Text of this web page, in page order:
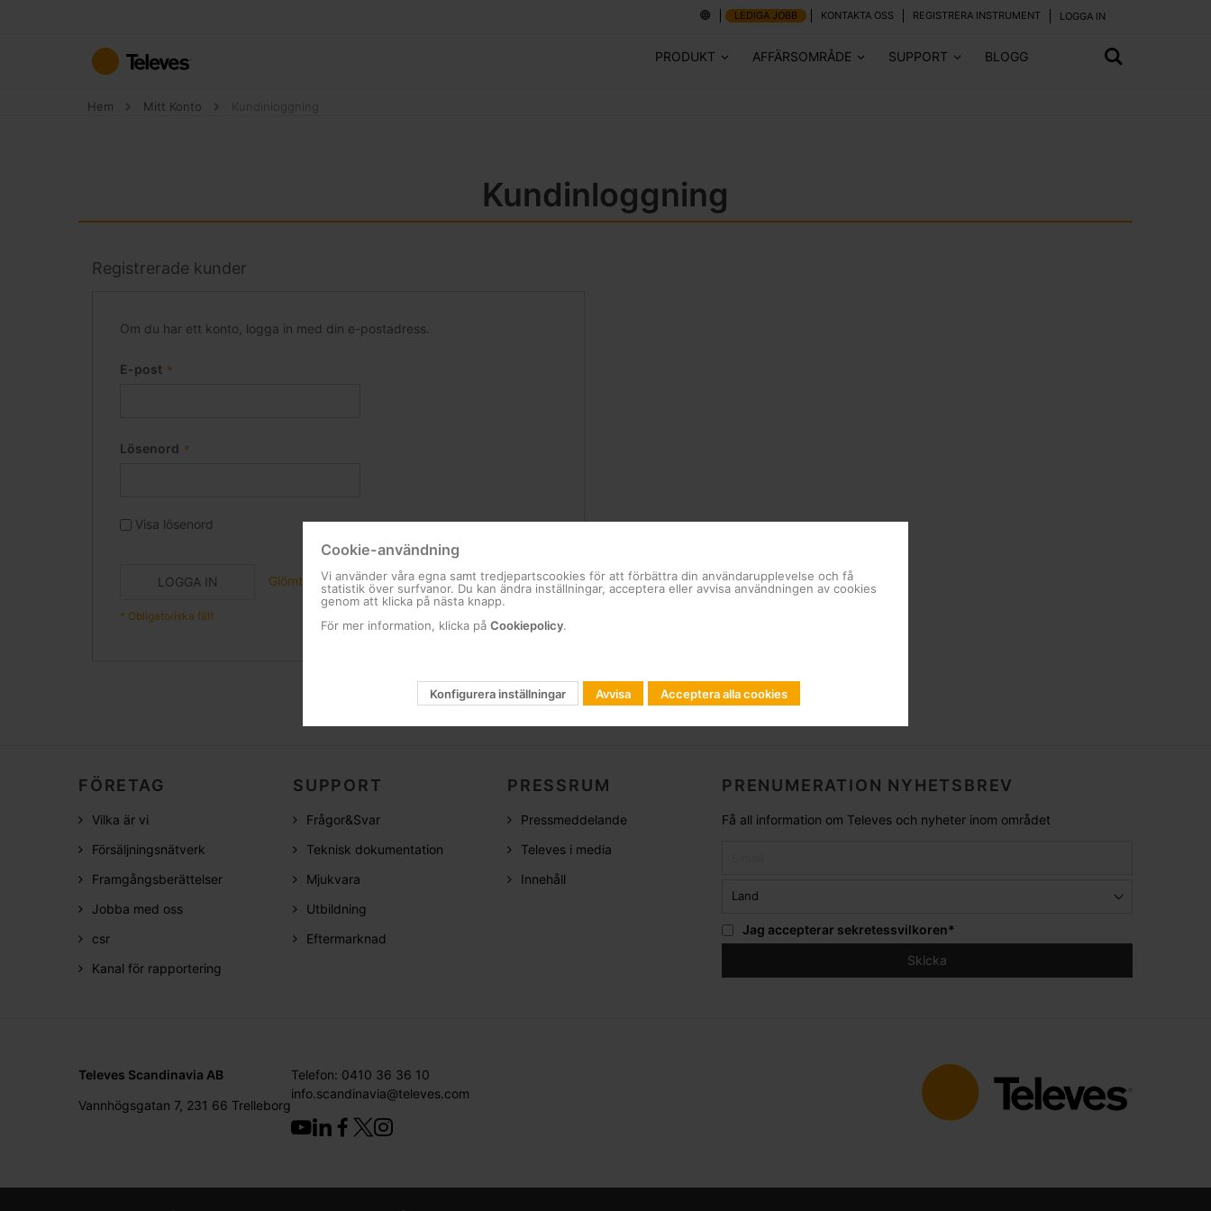
innehållet
LEDIGA JOBB KONTAKTA OSS REGISTRERA INSTRUMENT LOGGA IN
PRODUKT AFFÄRSOMRÅDE SUPPORT BLOGG
Hem Mitt Konto
Kundinloggning
Registrerade kunder
Om du har ett konto, logga in med din e-postadress.
E-post
Lösenord
Visa lösenord
LOGGA IN Glömt ditt lösenord?
FÖRETAG
Vilka är vi
Försäljningsnätverk
Framgångsberättelser
Jobba med oss
csr
Kanal för rapportering
SUPPORT
Frågor&Svar
Teknisk dokumentation
Mjukvara
Utbildning
Eftermarknad
PRESSRUM
Pressmeddelande
Televes i media
Innehåll
PRENUMERATION NYHETSBREV
Få all information om Televes och nyheter inom området
Jag accepterar sekretessvilkoren*
Televes Scandinavia AB
Vannhögsgatan 7, 231 66 Trelleborg
Telefon: 0410 36 36 10
info.scandinavia@televes.com
Cookie-användning
Vi använder våra egna samt tredjepartscookies för att förbättra din användarupplevelse och få
statistik över surfvanor. Du kan ändra inställningar, acceptera eller avvisa användningen av cookies
genom att klicka på nästa knapp.
För mer information, klicka på Cookiepolicy.
Konfigurera inställningar Avvisa Acceptera alla cookies